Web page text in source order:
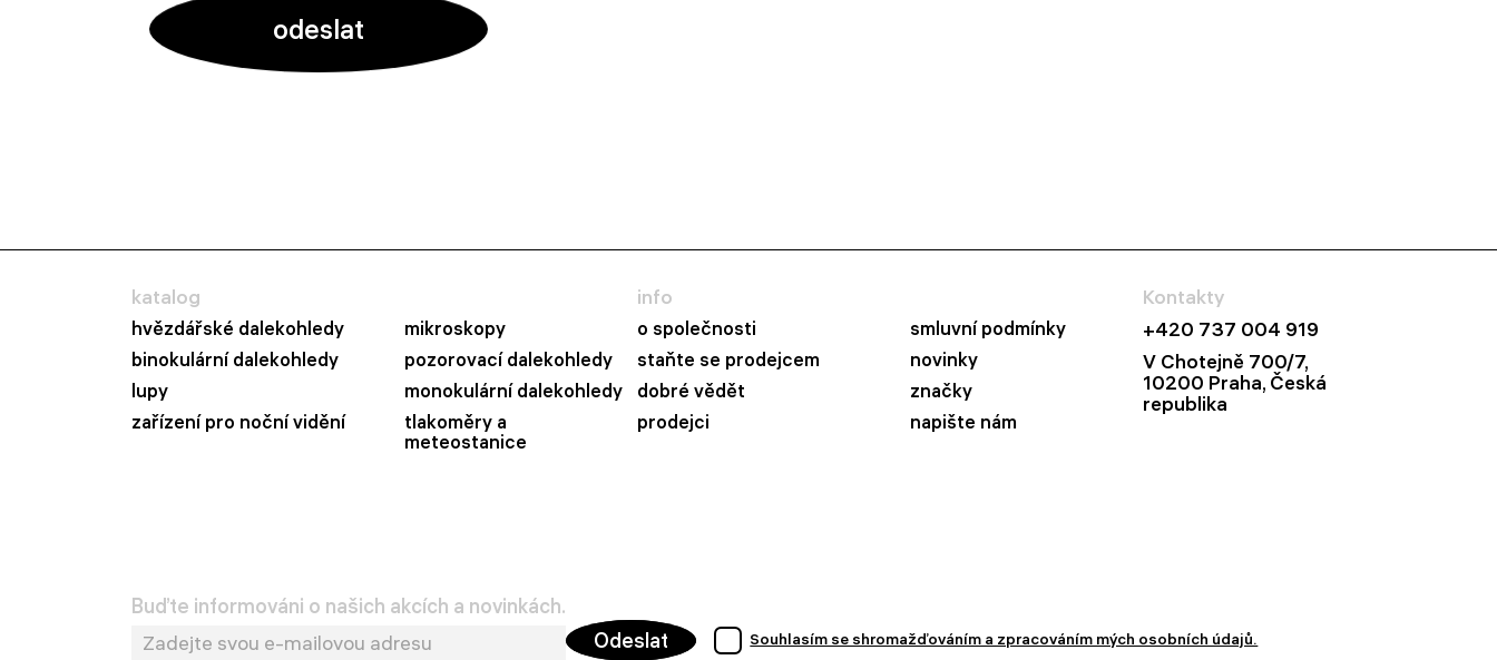
katalog
hvězdářské dalekohledy
mikroskopy
binokulární dalekohledy
pozorovací dalekohledy
lupy
monokulární dalekohledy
zařízení pro noční vidění
tlakoměry a
meteostanice
info
o společnosti
smluvní podmínky
staňte se prodejcem
novinky
dobré vědět
značky
prodejci
napište nám
Kontakty
+420 737 004 919
V Chotejně 700/7,
10200 Praha, Česká
republika
Buďte informováni o našich akcích a novinkách.
Odeslat
Souhlasím se shromažďováním a zpracováním mých osobních údajů.